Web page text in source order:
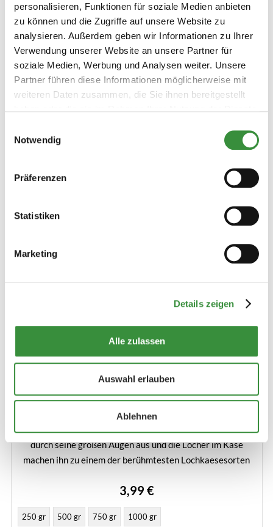
personalisieren, Funktionen für soziale Medien anbieten
zu können und die Zugriffe auf unsere Website zu
analysieren. Außerdem geben wir Informationen zu Ihrer
Verwendung unserer Website an unsere Partner für
soziale Medien, Werbung und Analysen weiter. Unsere
Partner führen diese Informationen möglicherweise mit
weiteren Daten zusammen, die Sie ihnen bereitgestellt
Notwendig
Präferenzen
Statistiken
Marketing
Details zeigen
Alle zulassen
Auswahl erlauben
Ablehnen
Porcini & weiße Trüffelsauce
Eine herrlich cremige Kombination aus weißem Trüffel,
Französischer Emmentaler
Der französische Emmentaler ist ein herrlich fester kaese
mit einem köstlichen nussigen Geschmack. Er zeichnet sich
durch seine großen Augen aus und die Löcher im Käse
machen ihn zu einem der berühmtesten Lochkaesesorten
Mehr erfahren
3,99 €
250 gr 500 gr 750 gr 1000 gr